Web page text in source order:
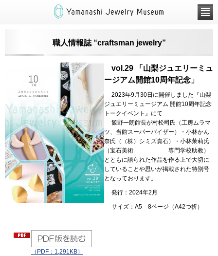
職人情報誌 “craftsman jewelry”
vol.29 「山梨ジュエリーミュ
ージアム開館10周年記念」
2023年9月30日に開催しました『山梨
ジュエリーミュージアム 開館10周年記念
トークイベント』にて
飯野一朗館長が村松司氏（工房ムラマ
ツ、当館スーパーバイザー）・小林かん
奈氏（（株）シミズ貴石）・小林茉莉氏
（宝石美術 専門学校助教）
とともに語られた作品を作る上で大切に
していることや思いが掲載された特別号
となっております。
発行：2024年2月
サイズ：A5 8ページ（A42つ折）
（PDF：1,291KB）